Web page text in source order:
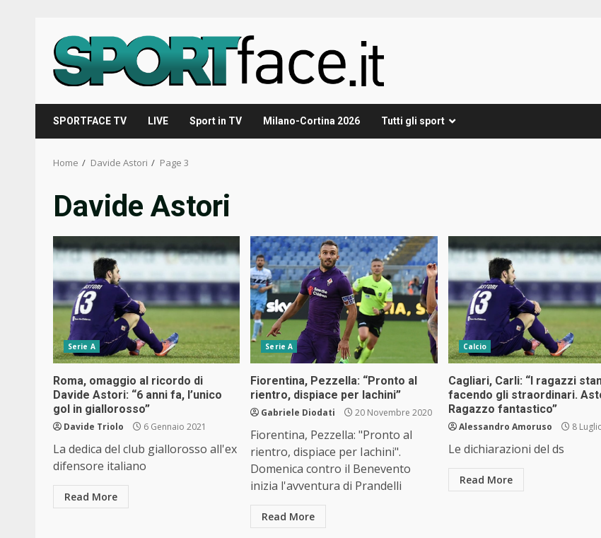
content
SPORTFACE TV LIVE Sport in TV Milano-Cortina 2026 Tutti gli sport
Home Davide Astori Page 3
Davide Astori
Serie A
Roma, omaggio al ricordo di
Davide Astori: “6 anni fa, l’unico
gol in giallorosso”
Davide Triolo 6 Gennaio 2021
La dedica del club giallorosso all'ex
difensore italiano
Read More
Serie A
Fiorentina, Pezzella: “Pronto al
rientro, dispiace per Iachini”
Gabriele Diodati 20 Novembre 2020
Fiorentina, Pezzella: "Pronto al
rientro, dispiace per Iachini".
Domenica contro il Benevento
inizia l'avventura di Prandelli
Read More
Calcio
Cagliari, Carli: “I ragazzi
facendo gli straordinari.
Ragazzo fantastico”
Alessandro Amoruso 8
Le dichiarazioni del ds
Read More